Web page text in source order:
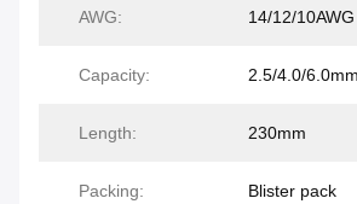
AWG: 14/12/10AWG
Capacity: 2.5/4.0/
Length: 230mm
Packing: Blister pack